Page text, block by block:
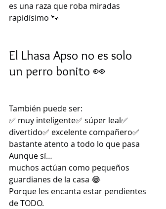
es una raza que roba miradas
rapidísimo 🐾
El Lhasa Apso no es solo
un perro bonito 👀
También puede ser:
✅ muy inteligente✅ súper leal✅
divertido✅ excelente compañero✅
bastante atento a todo lo que pasa
Aunque sí…
muchos actúan como pequeños
guardianes de la casa 😂
Porque les encanta estar pendientes
de TODO.